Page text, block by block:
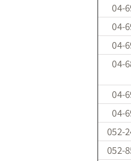
04-
04-
04-
04-
04-
04-
052-
052-